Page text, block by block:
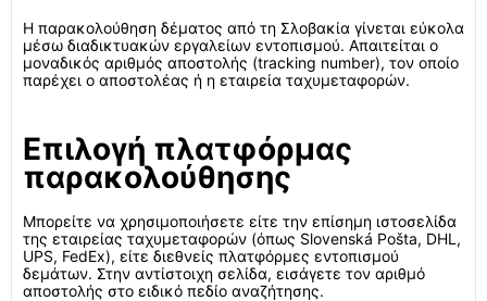
Η παρακολούθηση δέματος από τη Σλοβακία γίνεται εύκολα
μέσω διαδικτυακών εργαλείων εντοπισμού. Απαιτείται ο
μοναδικός αριθμός αποστολής (tracking number), τον οποίο
παρέχει ο αποστολέας ή η εταιρεία ταχυμεταφορών.
Επιλογή πλατφόρμας
παρακολούθησης
Μπορείτε να χρησιμοποιήσετε είτε την επίσημη ιστοσελίδα
της εταιρείας ταχυμεταφορών (όπως Slovenská Pošta, DHL,
UPS, FedEx), είτε διεθνείς πλατφόρμες εντοπισμού
δεμάτων. Στην αντίστοιχη σελίδα, εισάγετε τον αριθμό
αποστολής στο ειδικό πεδίο αναζήτησης.